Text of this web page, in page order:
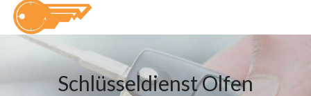
Schlüsseldienst Olfen